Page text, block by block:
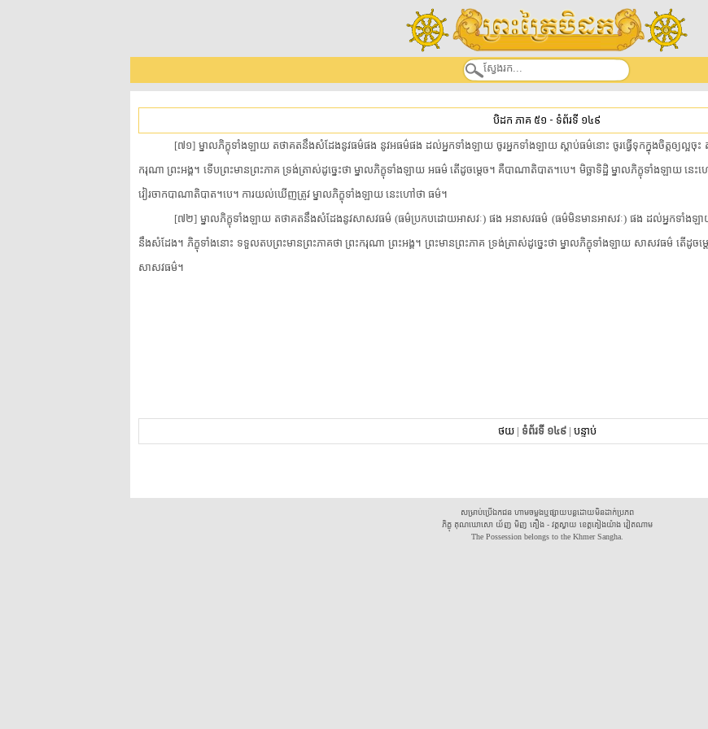
បិដក ភាគ ៥១ - ទំព័រទី ១៤៩
[​៧១​]​ ​ម្នាល​ភិក្ខុ​ទាំងឡាយ​ ​តថាគត​នឹង​សំដែង​នូវ​ធម៌​ផង​ ​នូវ​អធម៌​ផង​ ​ដល់​អ្នក​ទាំងឡាយ​ ​ចូរ​អ្នក​ទាំងឡាយ​ ​ស្តាប់ធម៌​នោះ​ ​ចូរ​ធ្វើ​ទុក​ក្នុងចិត្ត​ឲ្យ​ល្អ​ចុ
ករុណា​ ​ព្រះអង្គ​។​ ​ទើប​ព្រះមានព្រះភាគ​ ​ទ្រង់​ត្រាស់​ដូច្នេះ​ថា​ ​ម្នាល​ភិក្ខុ​ទាំងឡាយ​ ​អធម៌​ ​តើ​ដូចម្តេច​។​ ​គឺ​បាណាតិបាត​។​បេ​។​ ​មិច្ឆាទិដ្ឋិ​ ​ម្នាល​ភិក្ខុ​ទាំងឡាយ​ ​ន
វៀរចាក​បាណាតិបាត​។​បេ​។​ ​ការយល់ឃើញ​ត្រូវ​ ​ម្នាល​ភិក្ខុ​ទាំងឡាយ​ ​នេះ​ហៅថា​ ​ធម៌​។​
[​៧២​]​ ​ម្នាល​ភិក្ខុ​ទាំងឡាយ​ ​តថាគត​នឹង​សំដែង​នូវ​សា​សវ​ធម៌​ ​(​ធម៌​ប្រកបដោយ​អាសវៈ​)​ ​ផង​ ​អនាសវ​ធម៌​ ​(​ធម៌​មិន​មាន​អាសវៈ​)​ ​ផង​ ​ដល់​អ្នក​ទាំងឡាយ​ ​ចូ
នឹង​សំដែង​។​ ​ភិក្ខុ​ទាំងនោះ​ ​ទទួល​តប​ព្រះមានព្រះភាគ​ថា​ ​ព្រះករុណា​ ​ព្រះអង្គ​។​ ​ព្រះមានព្រះភាគ​ ​ទ្រង់​ត្រាស់​ដូច្នេះ​ថា​ ​ម្នាល​ភិក្ខុ​ទាំងឡាយ​ ​សា​សវ​ធម៌​ ​តើ​ដូចម្
សា​សវ​ធម៌​។​ ​
ថយ| ទំព័រទី ១៤៩| បន្ទាប់
សម្រាប់ប្រើឯកជន ហាមចម្លងឬផ្សាយបន្តដោយមិនដាក់ប្រភព
ភិក្ខុ គុណឃោសោ យ័ញ មិញ គឿង - វត្តស្វាយ ខេត្តគៀងយ៉ាង វៀតណាម
The Possession belongs to the Khmer Sangha.